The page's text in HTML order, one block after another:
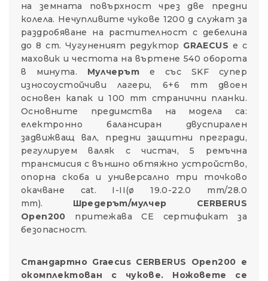
на земната повърхност чрез две предни
колела. Нечупливите чукове 1200 g служат за
раздробяване на растителност с дебелина
до 8 cm. Чугуненият редуктор GRAECUS е с
маховик и честота на въртене 540 оборота
в минута. Мулчерът е със SKF супер
износоустойчиви лагери, 6+6 mm двоен
основен капак и 100 mm странични планки.
Основните предимства на модела са:
електронно балансиран двуспирален
задвижващ вал, предни защитни прегради,
регулируем валяк с чистач, 5 ремъчна
трансмисия с външно обтяжно устройство,
опорна скоба и универсално три точково
окачване cat. I-II(ø 19.0-22.0 mm/28.0
mm). Шредерът/мулчер
CERBERUS
Open200 притежава СЕ сертификат за
безопасност.
Стандартно Graecus CERBERUS Open200 е
окомплектован с чукове. Ножовете се